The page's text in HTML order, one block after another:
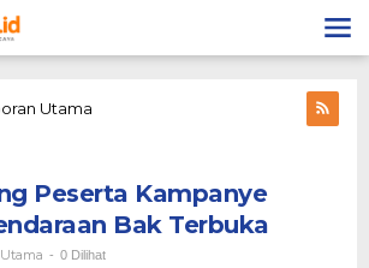
Utama
Gunakan
Kendaraan
Bak
Terbuka
Peserta Kampanye
Bak Terbuka
- 0 Dilihat